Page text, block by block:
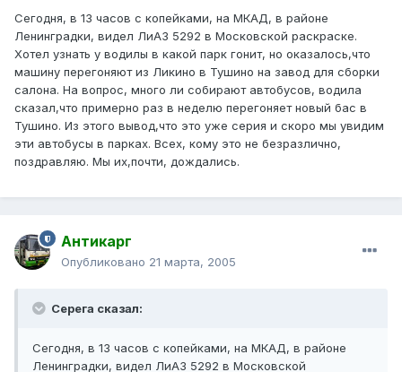
Сегодня, в 13 часов с копейками, на МКАД, в районе
Ленинградки, видел ЛиАЗ 5292 в Московской раскраске.
Хотел узнать у водилы в какой парк гонит, но оказалось,что
машину перегоняют из Ликино в Тушино на завод для сборки
салона. На вопрос, много ли собирают автобусов, водила
сказал,что примерно раз в неделю перегоняет новый бас в
Тушино. Из этого вывод,что это уже серия и скоро мы увидим
эти автобусы в парках. Всех, кому это не безразлично,
поздравляю. Мы их,почти, дождались.
Антикарг
Опубликовано 21 марта, 2005
Серега сказал:
Сегодня, в 13 часов с копейками, на МКАД, в районе
Ленинградки, видел ЛиАЗ 5292 в Московской